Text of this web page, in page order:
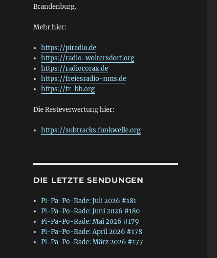
Brandenburg.
Mehr hier:
https://piradio.de
https://radio-woltersdorf.org
https://radiocorax.de
https://freiesradio-nms.de
https://fr-bb.org
Die Resteverwertung hier:
https://subtracks.funkwelle.org
DIE LETZTE SENDUNGEN
Pi-Pa-Po-Rade: Juli 2026 #181
Pi-Pa-Po-Rade: Juni 2026 #180
Pi-Pa-Po-Rade: Mai 2026 #179
Pi-Pa-Po-Rade: April 2026 #178
Pi-Pa-Po-Rade: März 2026 #177